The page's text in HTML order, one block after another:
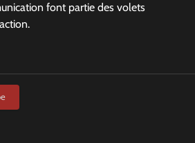
font partie des volets